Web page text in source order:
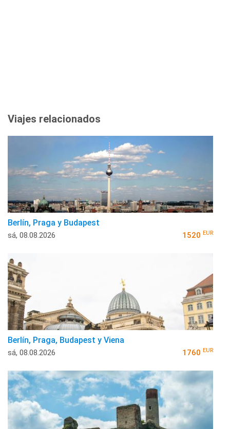
Viajes relacionados
Berlín, Praga y Budapest
sá, 08.08.2026 1520 EUR
Berlín, Praga, Budapest y Viena
sá, 08.08.2026 1760 EUR